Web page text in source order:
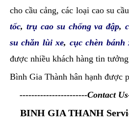
cho cầu cảng, các loại cao su
tốc, trụ cao su chống va đập,
su chăn lùi xe, cục chèn bánh
được nhiều khách hàng tin
Bình Gia Thành hân hạnh được
-----------------------Contact
BINH GIA THANH